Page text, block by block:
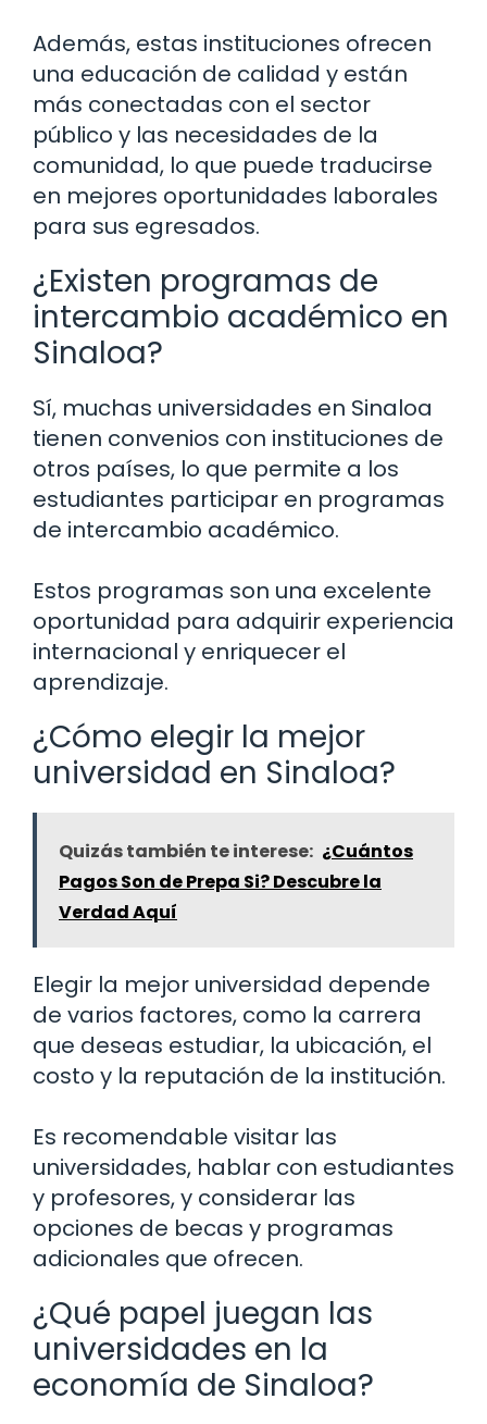
Además, estas instituciones ofrecen
una educación de calidad y están
más conectadas con el sector
público y las necesidades de la
comunidad, lo que puede traducirse
en mejores oportunidades laborales
para sus egresados.
¿Existen programas de
intercambio académico en
Sinaloa?
Sí, muchas universidades en Sinaloa
tienen convenios con instituciones de
otros países, lo que permite a los
estudiantes participar en programas
de intercambio académico.
Estos programas son una excelente
oportunidad para adquirir experiencia
internacional y enriquecer el
aprendizaje.
¿Cómo elegir la mejor
universidad en Sinaloa?
Quizás también te interese: ¿Cuántos
Pagos Son de Prepa Si? Descubre la
Verdad Aquí
Elegir la mejor universidad depende
de varios factores, como la carrera
que deseas estudiar, la ubicación, el
costo y la reputación de la institución.
Es recomendable visitar las
universidades, hablar con estudiantes
y profesores, y considerar las
opciones de becas y programas
adicionales que ofrecen.
¿Qué papel juegan las
universidades en la
economía de Sinaloa?